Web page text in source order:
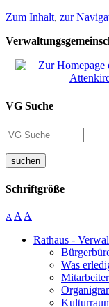
Zum Inhalt, zur
VG Suche
suchen
Schriftgröße
A A A
Rathaus -
Was
Mitarbeiter